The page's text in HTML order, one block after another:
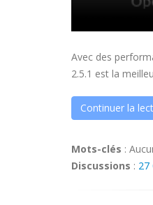
Avec des
2.5.1 est la
Continuer la
Mots-clés :
Discussions : 27